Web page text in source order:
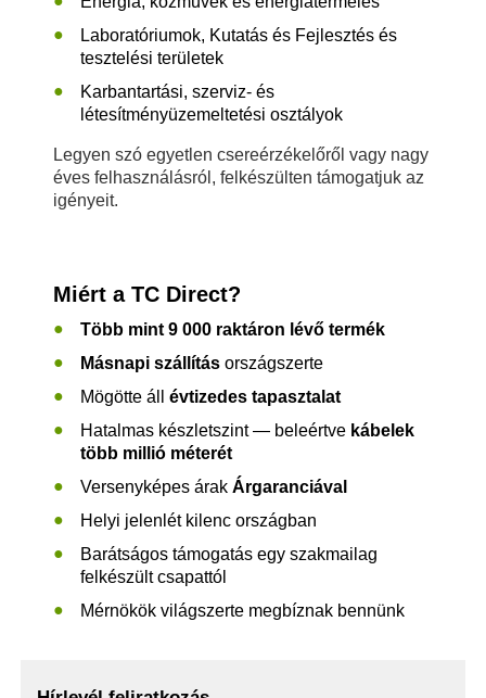
Laboratóriumok, Kutatás és Fejlesztés és
tesztelési területek
Karbantartási, szerviz- és
létesítményüzemeltetési osztályok
Legyen szó egyetlen csereérzékelőről vagy nagy
éves felhasználásról, felkészülten támogatjuk az
igényeit.
Miért a TC Direct?
Több mint 9 000 raktáron lévő termék
Másnapi szállításországszerte
Mögötte áll évtizedes tapasztalat
Hatalmas készletszint — beleértve kábelek
több millió méterét
Versenyképes árak Árgaranciával
Helyi jelenlét kilenc országban
Barátságos támogatás egy szakmailag
felkészült csapattól
Mérnökök világszerte megbíznak bennünk